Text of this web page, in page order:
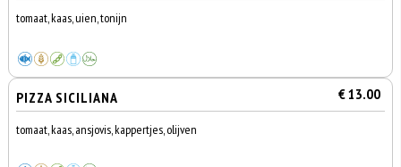
tomaat, kaas, uien, tonijn
PIZZA SICILIANA € 13.00
tomaat, kaas, ansjovis, kappertjes, olijven